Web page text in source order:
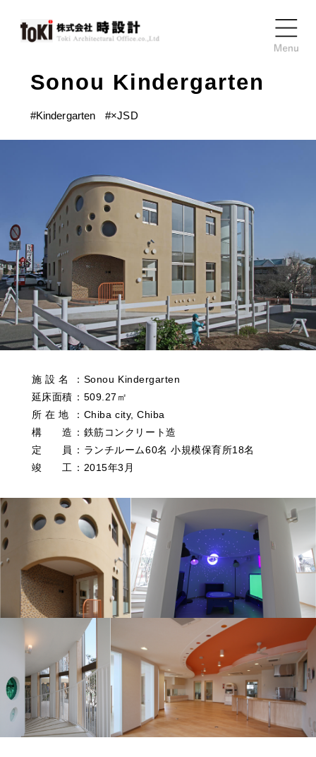
Sonou Kindergarten
#Kindergarten #×JSD
施 設 名 ： Sonou Kindergarten
延床面積 ： 509.27㎡
所 在 地
： Chiba city, Chiba
構 造 ： 鉄筋コンクリート造
定 員
： ランチルーム60名 小規模保育所18名
竣 工 ： 2015年3月